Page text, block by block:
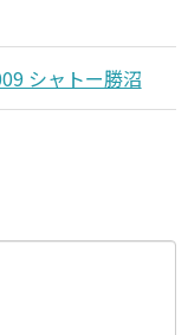
シャトー勝沼